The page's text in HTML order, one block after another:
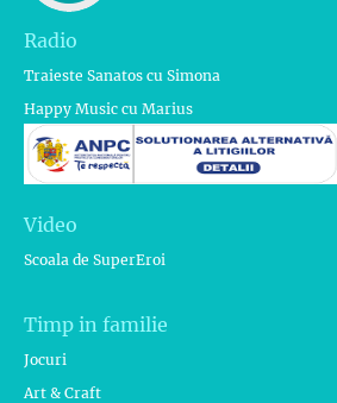
Radio
Traieste Sanatos cu Simona
Happy Music cu Marius
Video
Scoala de SuperEroi
Timp in familie
Jocuri
Art & Craft